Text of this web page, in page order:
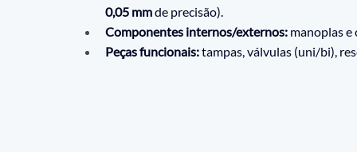
0,05 mm de precisão).
Componentes internos/externos: manoplas e
Peças funcionais: tampas, válvulas (uni/bi),